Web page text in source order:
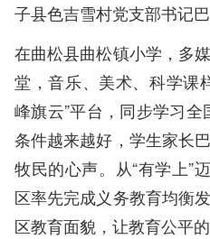
子县色吉雪村党支部书记巴
在曲松县曲松镇小学，多
堂，音乐、美术、科学课
峰旗云”平台，同步学习
条件越来越好，学生家长
牧民的心声。从“有学上”
区率先完成义务教育均衡
区教育面貌，让教育公平